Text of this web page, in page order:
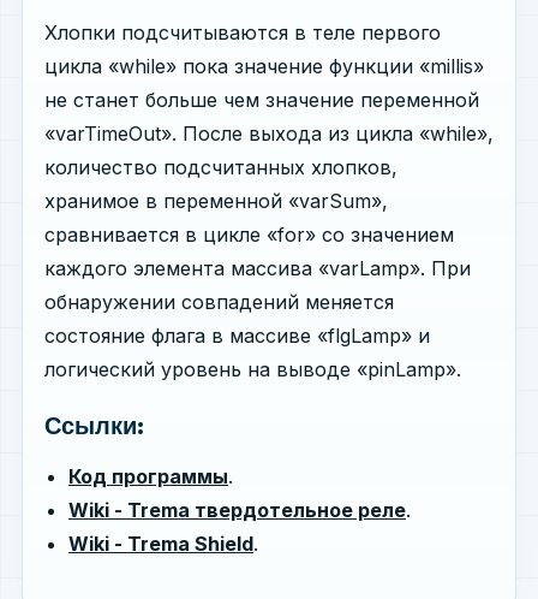
Хлопки подсчитываются в теле первого
цикла «while» пока значение функции «millis»
не станет больше чем значение переменной
«varTimeOut». После выхода из цикла «while»,
количество подсчитанных хлопков,
хранимое в переменной «varSum»,
сравнивается в цикле «for» со значением
каждого элемента массива «varLamp». При
обнаружении совпадений меняется
состояние флага в массиве «flgLamp» и
логический уровень на выводе «pinLamp».
Ссылки:
Код программы.
Wiki - Trema твердотельное реле.
Wiki - Trema Shield.